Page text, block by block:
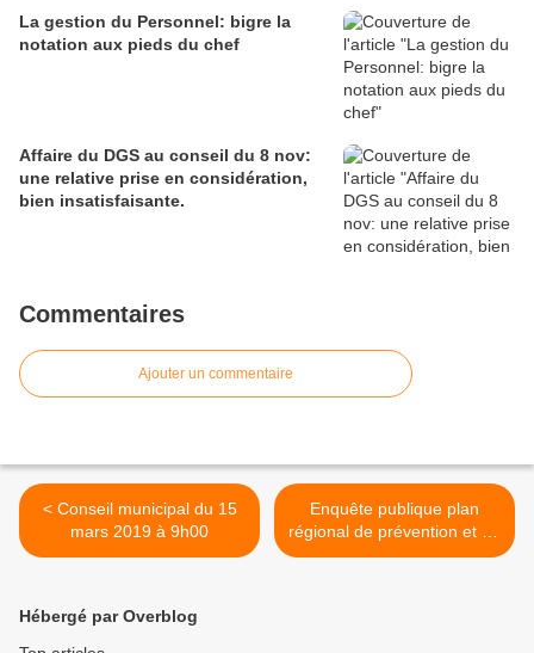
La gestion du Personnel: bigre la
notation aux pieds du chef
Affaire du DGS au conseil du 8 nov:
une relative prise en considération,
bien insatisfaisante.
Commentaires
Ajouter un commentaire
< Conseil municipal du 15
mars 2019 à 9h00
Enquête publique plan
régional de prévention et de
gestion des déchets >
Hébergé par Overblog